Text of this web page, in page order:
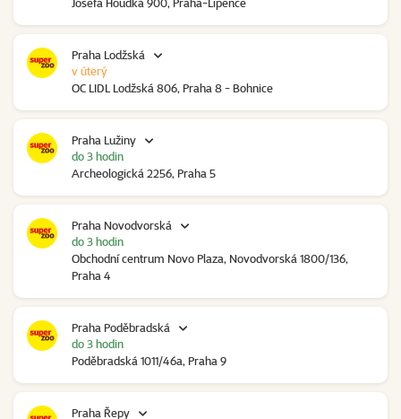
Praha Lodžská
OC LIDL Lodžská 806, Praha 8 - Bohnice
v úterý
Praha Lužiny
Archeologická 2256, Praha 5
do 3 hodin
Praha Novodvorská
Obchodní centrum Novo Plaza, Novodvorská 1800/136,
Praha 4
do 3 hodin
Praha Poděbradská
Poděbradská 1011/46a, Praha 9
do 3 hodin
Praha Řepy